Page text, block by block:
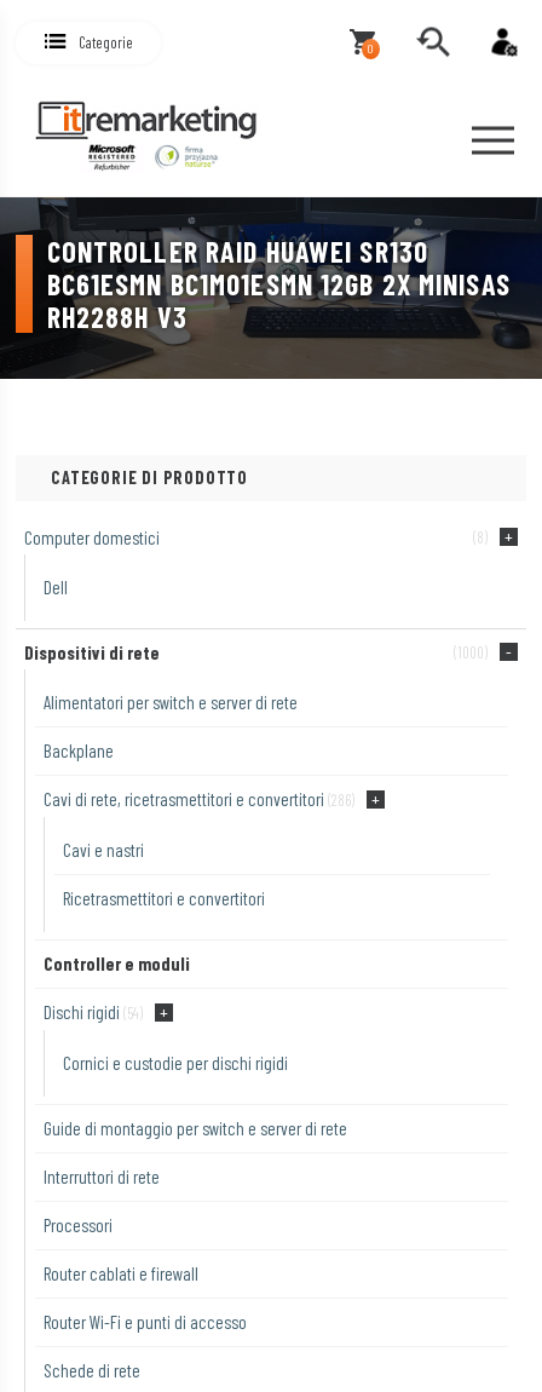
Categorie 0
CONTROLLER RAID HUAWEI SR130
BC61ESMN BC1M01ESMN 12GB 2X MINISAS
RH2288H V3
CATEGORIE DI PRODOTTO
Computer domestici (8)
Dell
Dispositivi di rete (1000)
Alimentatori per switch e server di rete
Backplane
Cavi di rete, ricetrasmettitori e convertitori (286)
Cavi e nastri
Ricetrasmettitori e convertitori
Controller e moduli
Dischi rigidi (54)
Cornici e custodie per dischi rigidi
Guide di montaggio per switch e server di rete
Interruttori di rete
Processori
Router cablati e firewall
Router Wi-Fi e punti di accesso
Schede di rete